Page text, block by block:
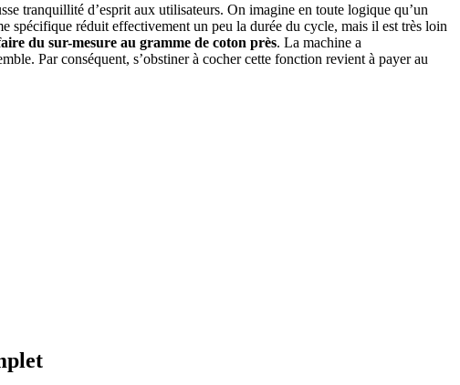
tranquillité d’esprit aux utilisateurs. On imagine en toute logique qu’un
spécifique réduit effectivement un peu la durée du cycle, mais il est très loin
du sur-mesure au gramme de coton près. La machine a
Par conséquent, s’obstiner à cocher cette fonction revient à payer au